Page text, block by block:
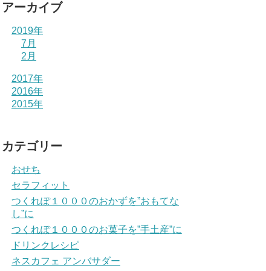
アーカイブ
2019年
7月
2月
2017年
2016年
2015年
カテゴリー
おせち
セラフィット
つくれぽ１０００のおかずを”おもてな
し”に
つくれぽ１０００のお菓子を”手土産”に
ドリンクレシピ
ネスカフェ アンバサダー